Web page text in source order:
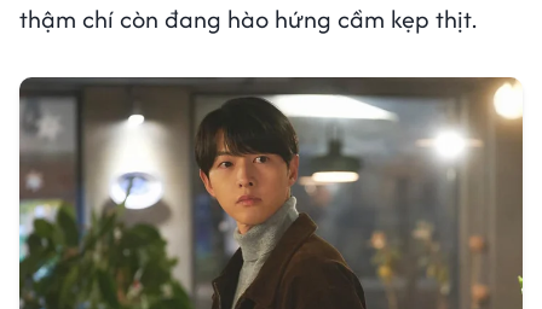
thậm chí còn đang hào hứng cầm kẹp thịt.